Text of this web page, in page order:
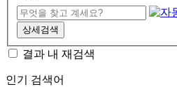
상세검색
결과 내 재검색
인기 검색어